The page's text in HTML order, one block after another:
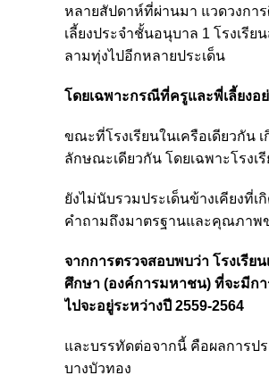
หลายสัปดาห์ที่ผ่านมา แวดวงกา
เลี้ยงประจำชั้นอนุบาล 1 โรงเรี
ลามทุ่งไปอีกหลายประเด็น
โดยเฉพาะกรณีที่ครูและพี่เลี้ยงอ
ขณะที่โรงเรียนในเครือเดียวกัน
ลักษณะเดียวกัน โดยเฉพาะโรง
ยังไม่นับรวมประเด็นข้างเคียง
คำถามถึงมาตรฐานและคุณภาพ
จากการตรวจสอบพบว่า โรงเรี
ศึกษา (องค์การมหาชน) ที่จะมีกา
ไปจะอยู่ระหว่างปี 2559-2564
และบรรทัดต่อจากนี้ คือผลการป
บางบัวทอง